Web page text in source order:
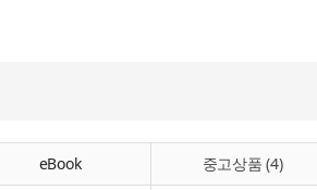
eBook 중고상품 (4)